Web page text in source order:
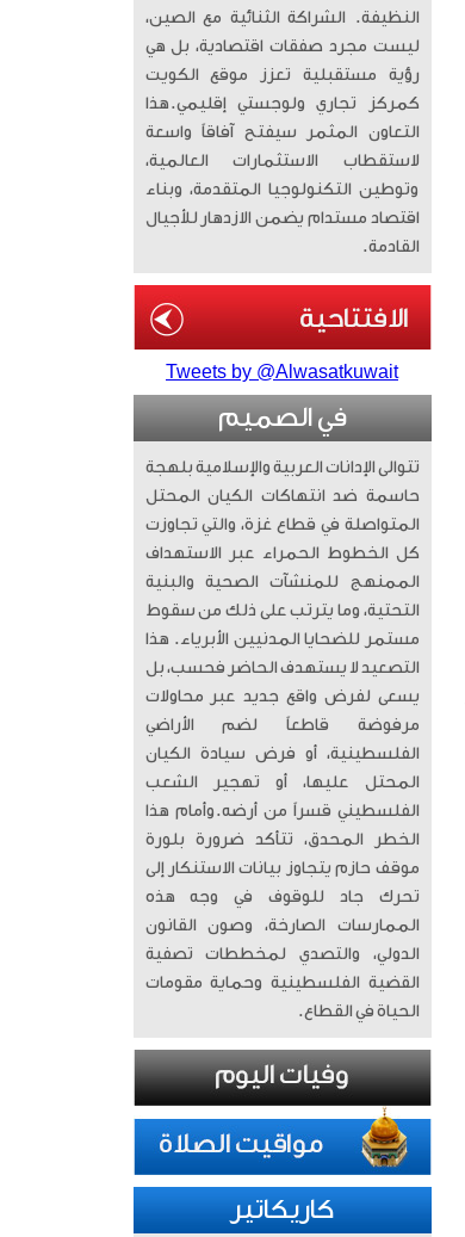
النظيفة. الشراكة الثنائية مع الصين،
ليست مجرد صفقات اقتصادية، بل هي
رؤية مستقبلية تعزز موقع الكويت
كمركز تجاري ولوجستي إقليمي. ​هذا
التعاون المثمر سيفتح آفاقاً واسعة
لاستقطاب الاستثمارات العالمية،
وتوطين التكنولوجيا المتقدمة، وبناء
اقتصاد مستدام يضمن الازدهار للأجيال
القادمة.
Tweets by @Alwasatkuwait
في الصميم
تتوالى الإدانات العربية والإسلامية بلهجة
حاسمة ضد انتهاكات الكيان المحتل
المتواصلة في قطاع غزة، والتي تجاوزت
كل الخطوط الحمراء عبر الاستهداف
الممنهج للمنشآت الصحية والبنية
التحتية، وما يترتب على ذلك من سقوط
مستمر للضحايا المدنيين الأبرياء. ​ هذا
التصعيد لا يستهدف الحاضر فحسب، بل
يسعى لفرض واقع جديد عبر محاولات
مرفوضة قاطعاً لضم الأراضي
الفلسطينية، أو فرض سيادة الكيان
المحتل عليها، أو تهجير الشعب
الفلسطيني قسراً من أرضه. ​وأمام هذا
الخطر المحدق، تتأكد ضرورة بلورة
موقف حازم يتجاوز بيانات الاستنكار إلى
تحرك جاد للوقوف في وجه هذه
الممارسات الصارخة، وصون القانون
الدولي، والتصدي لمخططات تصفية
القضية الفلسطينية وحماية مقومات
الحياة في القطاع.
كاريكاتير